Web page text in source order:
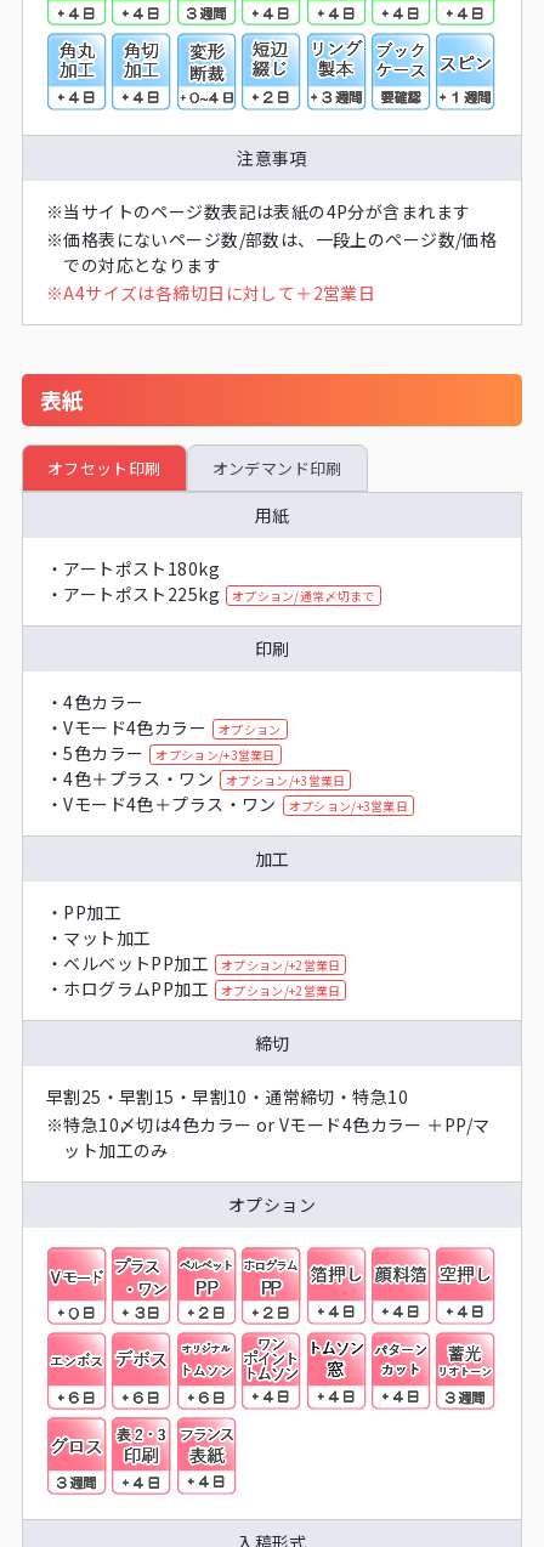
注意事項
※当サイトのページ数表記は表紙の4P分が含まれます
※価格表にないページ数/部数は、一段上のページ数/価格
での対応となります
※A4サイズは各締切日に対して＋2営業日
表紙
オフセット印刷 オンデマンド印刷
用紙
・ アートポスト180kg
・ アートポスト225kg オプション/通常〆切まで
印刷
・4色カラー
・Vモード4色カラー オプション
・5色カラー オプション/+3営業日
・4色＋プラス・ワン オプション/+3営業日
・Vモード4色＋プラス・ワン オプション/+3営業日
加工
・ PP加工
・ マット加工
・ ベルベットPP加工 オプション/+2営業日
・ ホログラムPP加工 オプション/+2営業日
締切
早割25・早割15・早割10・通常締切・特急10
※特急10〆切は4色カラー or Vモード4色カラー ＋PP/マ
ット加工のみ
オプション
入稿形式